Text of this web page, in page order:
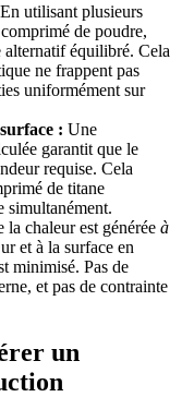
En utilisant plusieurs
de poudre,
alternatif équilibré. Cela
ne frappent pas
uniformément sur
: Une
garantit que le
requise. Cela
de titane
simultanément.
la chaleur est générée à
et à la surface en
minimisé. Pas de
et pas de contrainte
un